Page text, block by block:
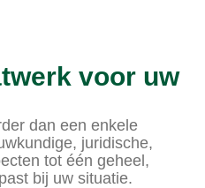
voor uw
dan een enkele
juridische,
tot één geheel,
bij uw situatie.